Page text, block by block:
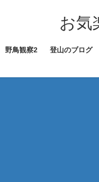
ツ
ス
シ
ン
お気
野鳥観察2 登山のブログ